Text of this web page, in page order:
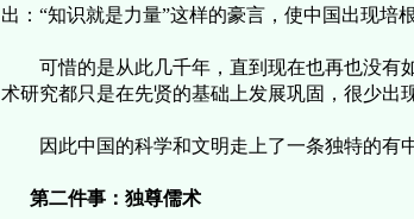
出：“知识就是力量”这样的豪言，使中国出现培
可惜的是从此几千年，直到现在也再也没有
术研究都只是在先贤的基础上发展巩固，很少出
因此中国的科学和文明走上了一条独特的有
第二件事：独尊儒术